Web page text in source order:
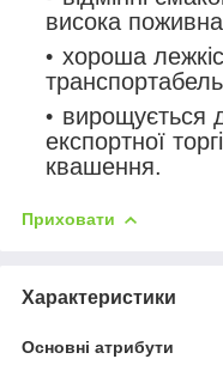
висока поживна
хороша
вирощується
експортної
квашення.
Приховати
Характеристики
Основні атрибути